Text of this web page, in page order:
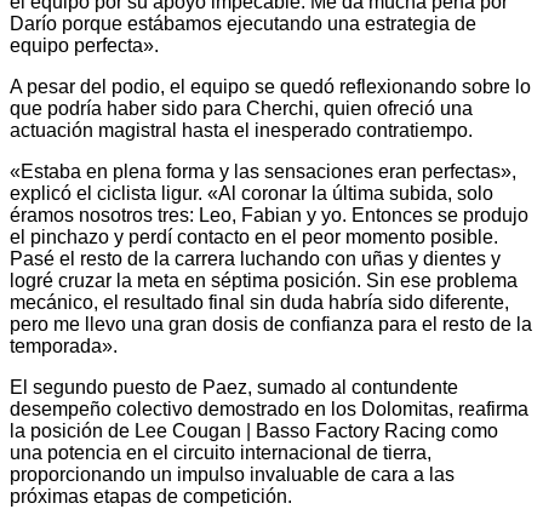
Darío porque estábamos ejecutando una estrategia de
equipo perfecta».
A pesar del podio, el equipo se quedó reflexionando sobre lo
que podría haber sido para Cherchi, quien ofreció una
actuación magistral hasta el inesperado contratiempo.
«Estaba en plena forma y las sensaciones eran perfectas»,
explicó el ciclista ligur. «Al coronar la última subida, solo
éramos nosotros tres: Leo, Fabian y yo. Entonces se produjo
el pinchazo y perdí contacto en el peor momento posible.
Pasé el resto de la carrera luchando con uñas y dientes y
logré cruzar la meta en séptima posición. Sin ese problema
mecánico, el resultado final sin duda habría sido diferente,
pero me llevo una gran dosis de confianza para el resto de la
temporada».
El segundo puesto de Paez, sumado al contundente
desempeño colectivo demostrado en los Dolomitas, reafirma
la posición de Lee Cougan | Basso Factory Racing como
una potencia en el circuito internacional de tierra,
proporcionando un impulso invaluable de cara a las
próximas etapas de competición.